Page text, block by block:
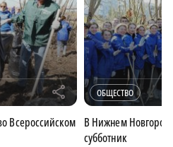
r
Всероссийском
ОБЩЕСТВО
В Нижнем
субботник